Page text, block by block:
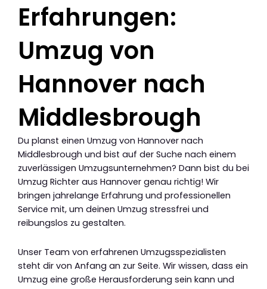
Erfahrungen:
Umzug von
Hannover nach
Middlesbrough
Du planst einen Umzug von Hannover nach
Middlesbrough und bist auf der Suche nach einem
zuverlässigen Umzugsunternehmen? Dann bist du bei
Umzug Richter aus Hannover genau richtig! Wir
bringen jahrelange Erfahrung und professionellen
Service mit, um deinen Umzug stressfrei und
reibungslos zu gestalten.
Unser Team von erfahrenen Umzugsspezialisten
steht dir von Anfang an zur Seite. Wir wissen, dass ein
Umzug eine große Herausforderung sein kann und